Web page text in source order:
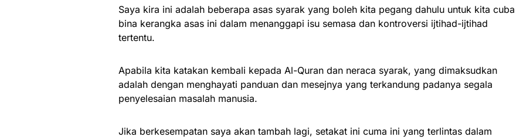
Saya kira ini adalah beberapa asas syarak yang boleh kita pegang dahulu untuk kita cuba
bina kerangka asas ini dalam menanggapi isu semasa dan kontroversi ijtihad-ijtihad
tertentu.
Apabila kita katakan kembali kepada Al-Quran dan neraca syarak, yang dimaksudkan
adalah dengan menghayati panduan dan mesejnya yang terkandung padanya segala
penyelesaian masalah manusia.
Jika berkesempatan saya akan tambah lagi, setakat ini cuma ini yang terlintas dalam